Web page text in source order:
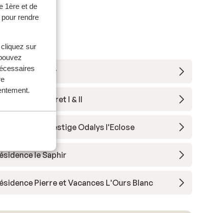
1ère et de
rendre
sur
Daria-I Nor
le Claret I & II
Prestige Odalys l'Eclose
le Saphir
Pierre et Vacances L'Ours Blanc